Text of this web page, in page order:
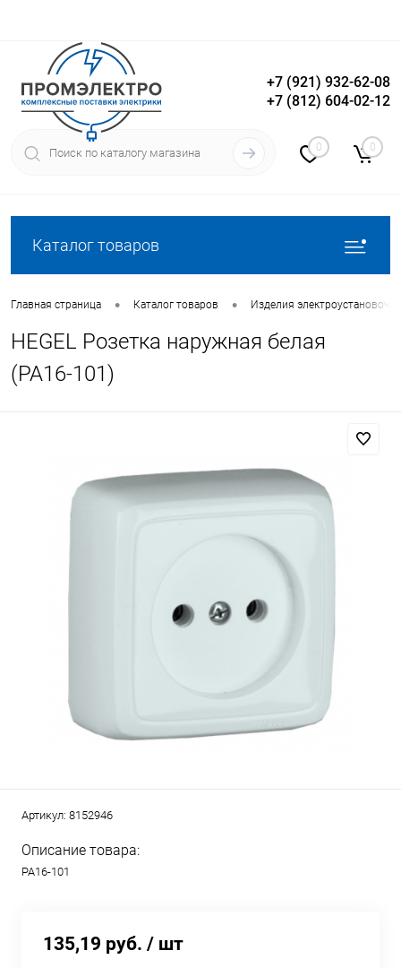
Вход Регистрация
+7 (921) 932-62-08
+7 (812) 604-02-12
0 0
Каталог товаров
Главная страница • Каталог товаров • Изделия
HEGEL Розетка наружная белая
(РА16-101)
Артикул: 8152946
Описание товара:
РА16-101
135,19 руб. / шт